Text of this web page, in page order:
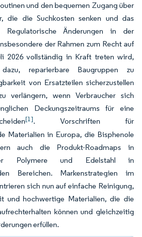
und den bequemen Zugang über
die die Suchkosten senken und das
Regulatorische Änderungen in der
der Rahmen zum Recht auf
2026 vollständig in Kraft treten wird,
reparierbare Baugruppen zu
von Ersatzteilen sicherzustellen
verlängern, wenn Verbraucher sich
Deckungszeitraums für eine
[1]. Vorschriften für
Materialien in Europa, die Bisphenole
auch die Produkt-Roadmaps in
Polymere und Edelstahl in
Bereichen. Markenstrategien im
sich nun auf einfache Reinigung,
und hochwertige Materialien, die die
können und gleichzeitig
erfüllen.